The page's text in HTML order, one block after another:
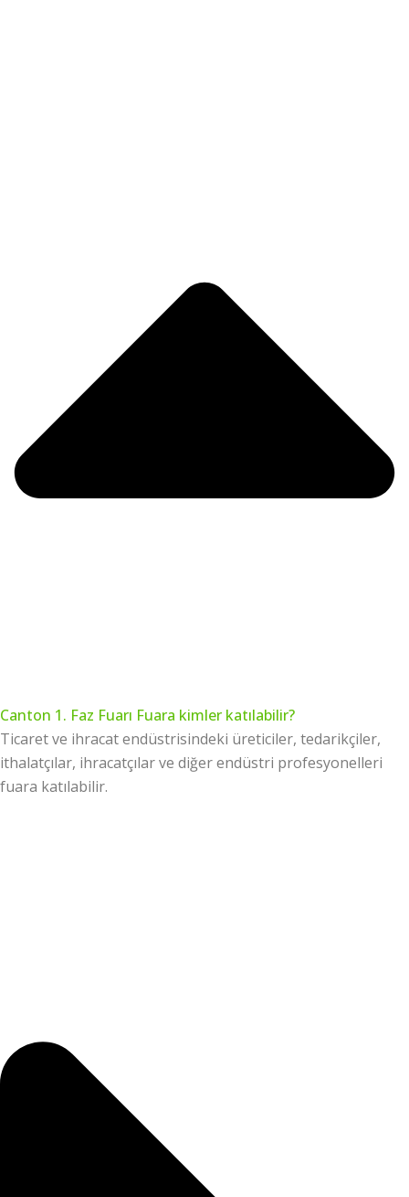
Canton 1. Faz Fuarı Fuara kimler katılabilir?
Ticaret ve ihracat endüstrisindeki üreticiler, tedarikçiler,
ithalatçılar, ihracatçılar ve diğer endüstri profesyonelleri
fuara katılabilir.